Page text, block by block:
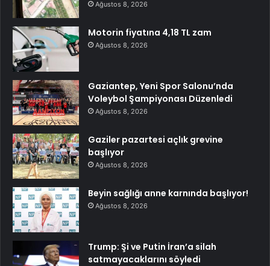
Ağustos 8, 2026
Motorin fiyatına 4,18 TL zam
Ağustos 8, 2026
Gaziantep, Yeni Spor Salonu’nda
Voleybol Şampiyonası Düzenledi
Ağustos 8, 2026
Gaziler pazartesi açlık grevine
başlıyor
Ağustos 8, 2026
Beyin sağlığı anne karnında başlıyor!
Ağustos 8, 2026
Trump: Şi ve Putin İran’a silah
satmayacaklarını söyledi